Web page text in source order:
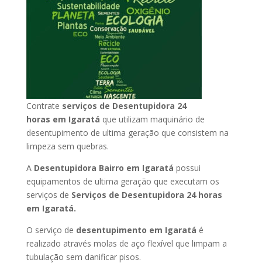
Contrate serviços de Desentupidora 24
horas em Igaratá que utilizam maquinário de
desentupimento de ultima geração que consistem na
limpeza sem quebras.
A Desentupidora Bairro em Igaratá possui
equipamentos de ultima geração que executam os
serviços de Serviços de Desentupidora 24 horas
em Igaratá.
O serviço de desentupimento em Igaratá é
realizado através molas de aço flexível que limpam a
tubulação sem danificar pisos.